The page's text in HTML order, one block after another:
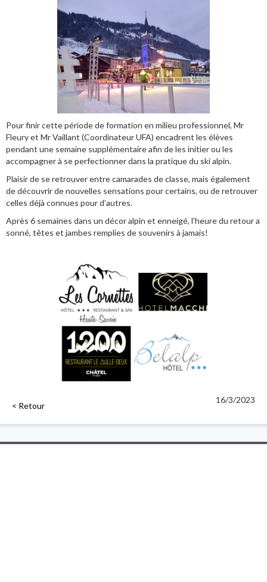
Pour finir cette période de formation en milieu professionnel, Mr
Fleury et Mr Vaillant (Coordinateur UFA) encadrent les élèves
pendant une semaine supplémentaire afin de les initier ou les
accompagner à se perfectionner dans la pratique du ski alpin.
Plaisir de se retrouver entre camarades de classe, mais également
de découvrir de nouvelles sensations pour certains, ou de retrouver
celles déjà connues pour d’autres.
Après 6 semaines dans un décor alpin et enneigé, l’heure du retour a
sonné, têtes et jambes remplies de souvenirs à jamais!
< Retour
16/3/2023